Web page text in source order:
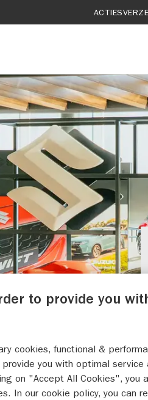
ACTIES
to provide you
cookies, functional &
you with optimal service
on "Accept All Cookies", you
In our cookie policy, you can